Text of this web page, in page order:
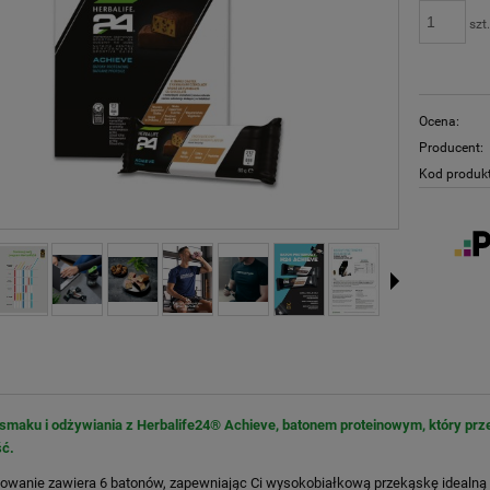
szt.
Ocena:
Producent:
Kod
i odżywiania z Herbalife24® Achieve, batonem proteinowym, który
zawiera 6 batonów, zapewniając Ci wysokobiałkową przekąskę